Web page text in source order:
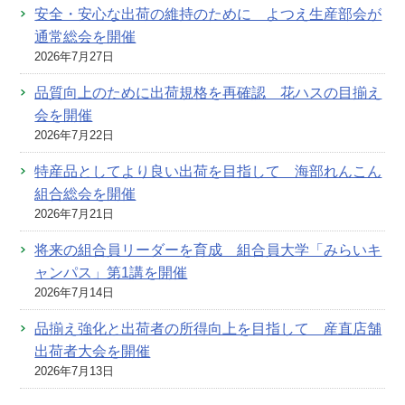
安全・安心な出荷の維持のために よつえ生産部会が
通常総会を開催
2026年7月27日
品質向上のために出荷規格を再確認 花ハスの目揃え
会を開催
2026年7月22日
特産品としてより良い出荷を目指して 海部れんこん
組合総会を開催
2026年7月21日
将来の組合員リーダーを育成 組合員大学「みらいキ
ャンパス」第1講を開催
2026年7月14日
品揃え強化と出荷者の所得向上を目指して 産直店舗
出荷者大会を開催
2026年7月13日